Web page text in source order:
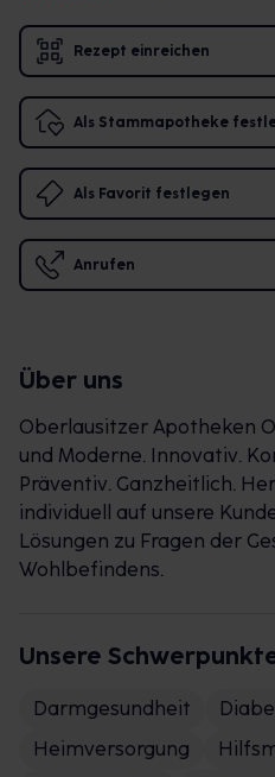
Rezept einreichen
Als Stammapotheke
Als Favorit festlegen
Anrufen
Über uns
Oberlausitzer Apotheken
und Moderne. Innovativ.
Präventiv. Ganzheitlich.
individuell auf unsere
Lösungen zu Fragen der
Wohlbefindens.
Unsere
Darmgesundheit
Heimversorgung